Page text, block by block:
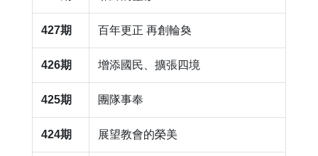
427期 ​百年更正 再創輪奐
426期 ​增添國民、擴張四境
425期 ​團隊事奉
424期 ​展望教會的榮美